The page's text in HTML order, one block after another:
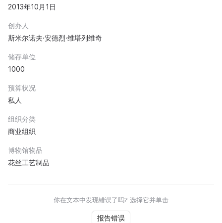
2013年10月1日
创办人
斯米尔诺夫·安德烈·维塔列维奇
储存单位
1000
预算状况
私人
组织分类
商业组织
博物馆物品
花丝工艺制品
你在文本中发现错误了吗? 选择它并单击
报告错误